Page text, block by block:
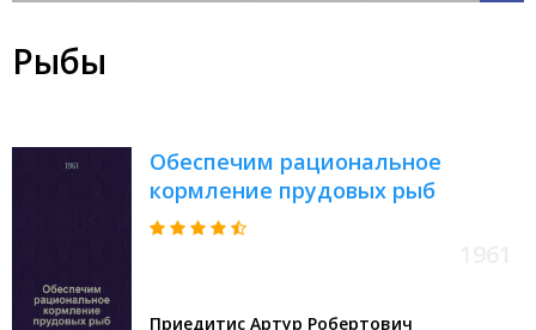
Рыбы
Обеспечим рациональное
кормление прудовых рыб
Приедитис Артур Робертович